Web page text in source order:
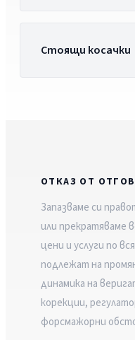
Стоящи косачки
ОТКАЗ ОТ
Запазваме си
или прекратяваме
цени и услуги по
подлежат на
динамика на
корекции,
форсмажорни